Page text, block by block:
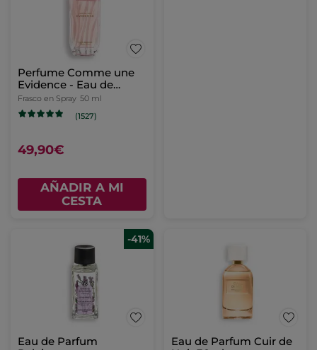
Perfume Comme une
Evidence - Eau de
Parfum
Frasco en Spray 50 ml
(1527)
49,90€
AÑADIR A MI
CESTA
-41%
Eau de Parfum
Eau de Parfum Cuir de